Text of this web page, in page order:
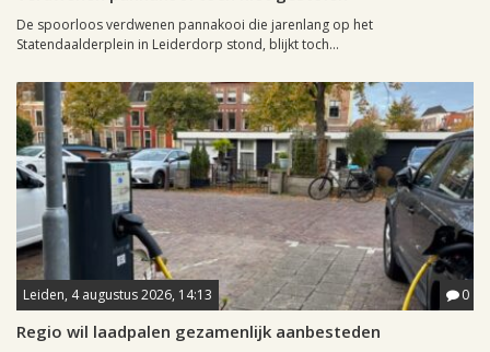
De spoorloos verdwenen pannakooi die jarenlang op het
Statendaalderplein in Leiderdorp stond, blijkt toch...
Leiden, 4 augustus 2026, 14:13 0
Regio wil laadpalen gezamenlijk aanbesteden